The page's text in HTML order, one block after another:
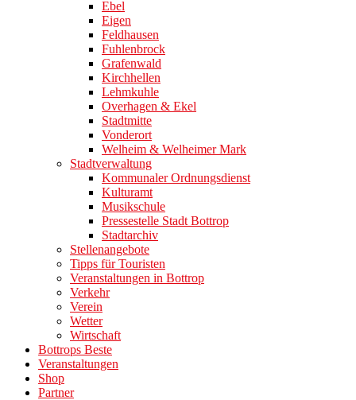
Ebel
Eigen
Feldhausen
Fuhlenbrock
Grafenwald
Kirchhellen
Lehmkuhle
Overhagen & Ekel
Stadtmitte
Vonderort
Welheim & Welheimer Mark
Stadtverwaltung
Kommunaler Ordnungsdienst
Kulturamt
Musikschule
Pressestelle Stadt Bottrop
Stadtarchiv
Stellenangebote
Tipps für Touristen
Veranstaltungen in Bottrop
Verkehr
Verein
Wetter
Wirtschaft
Bottrops Beste
Veranstaltungen
Shop
Partner